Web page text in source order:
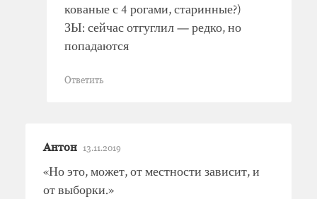
кованые с 4 рогами, старинные?)
ЗЫ: сейчас отгуглил — редко, но
попадаются
Ответить
Антон 13.11.2019
«Но это, может, от местности зависит, и
от выборки.»